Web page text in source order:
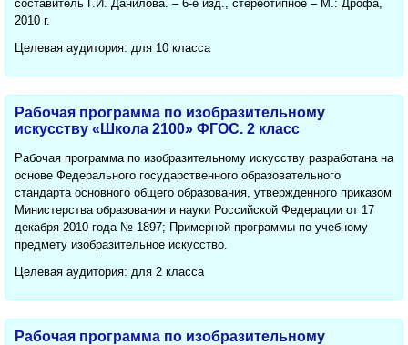
составитель Г.И. Данилова. – 6-е изд., стереотипное – М.: Дрофа,
2010 г.
Целевая аудитория: для 10 класса
Рабочая программа по изобразительному
искусству «Школа 2100» ФГОС. 2 класс
Рабочая программа по изобразительному искусству разработана на
основе Федерального государственного образовательного
стандарта основного общего образования, утвержденного приказом
Министерства образования и науки Российской Федерации от 17
декабря 2010 года № 1897; Примерной программы по учебному
предмету изобразительное искусство.
Целевая аудитория: для 2 класса
Рабочая программа по изобразительному